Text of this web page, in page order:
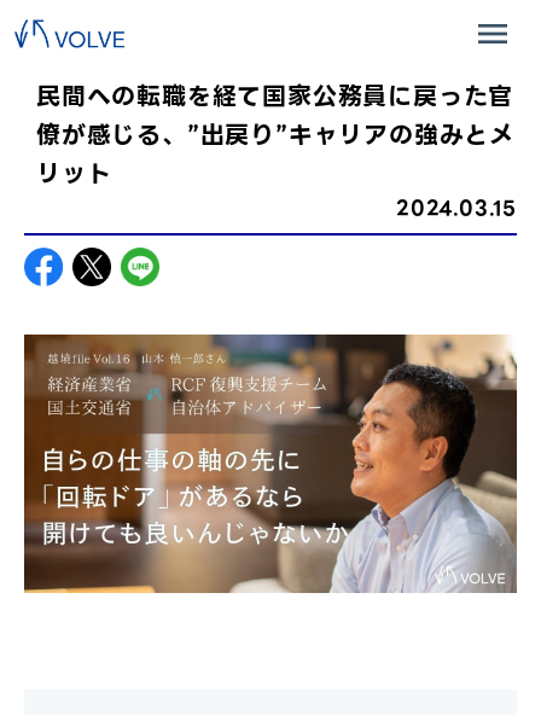
民間への転職を経て国家公務員に戻った官
僚が感じる、”出戻り”キャリアの強みとメ
リット
2024.03.15